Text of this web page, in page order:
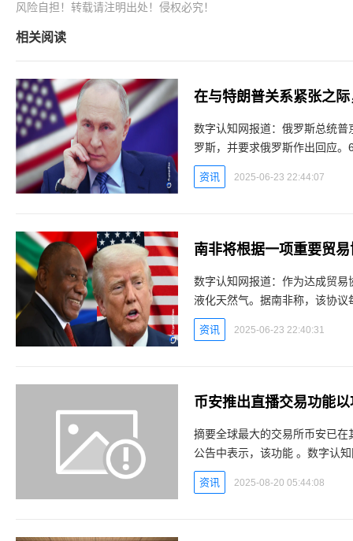
风险自担！转载请注明出处！侵权必究！
相关阅读
在与特朗普关系紧张之
数字认知网报道：俄罗斯总统
罗斯，并要求俄罗斯作出回应
杀我们，我们应该报复。”据
资讯 2025-06-23 22:44:07
南非将根据一项重要贸
数字认知网报道：作为达成贸
液化天然气。据南非称，该协
实时行情平台 该国总统说周一
资讯 2025-06-23 22:40:31
币安推出直播交易功能
摘要全球最大的交易所币安已
公告中表示，该功能 。数字认知网报道： 全球最大的加密货币交易所
币安广场上推出了实时交易功
资讯 2025-08-20 05:44:08